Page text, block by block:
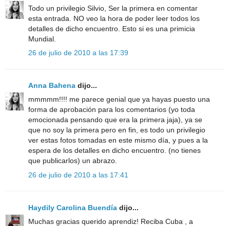
Todo un privilegio Silvio, Ser la primera en comentar
esta entrada. NO veo la hora de poder leer todos los
detalles de dicho encuentro. Esto si es una primicia
Mundial.
26 de julio de 2010 a las 17:39
Anna Bahena dijo...
mmmmm!!!! me parece genial que ya hayas puesto una
forma de aprobación para los comentarios (yo toda
emocionada pensando que era la primera jaja), ya se
que no soy la primera pero en fin, es todo un privilegio
ver estas fotos tomadas en este mismo día, y pues a la
espera de los detalles en dicho encuentro. (no tienes
que publicarlos) un abrazo.
26 de julio de 2010 a las 17:41
Haydily Carolina Buendía dijo...
Muchas gracias querido aprendiz! Reciba Cuba , a